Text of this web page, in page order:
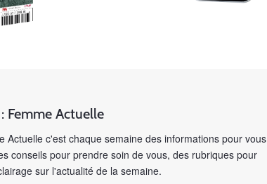
Femme Actuelle
Actuelle c'est chaque semaine des informations pour vous
conseils pour prendre soin de vous, des rubriques pour
sur l'actualité de la semaine.